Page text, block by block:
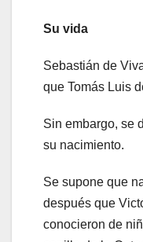
Su vida
Sebastián de
que Tomás Luis
Sin embargo, se
su nacimiento.
Se supone que
después que
conocieron de